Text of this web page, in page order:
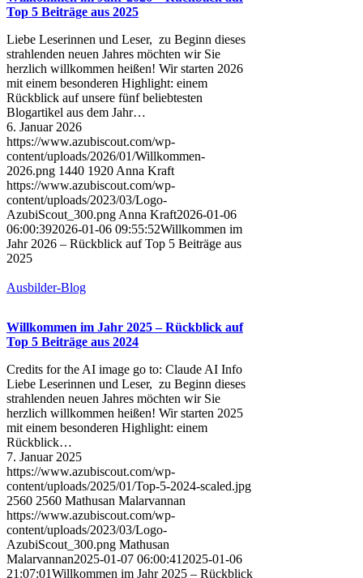
Top 5 Beiträge aus 2025
Liebe Leserinnen und Leser, zu Beginn dieses
strahlenden neuen Jahres möchten wir Sie
herzlich willkommen heißen! Wir starten 2026
mit einem besonderen Highlight: einem
Rückblick auf unsere fünf beliebtesten
Blogartikel aus dem Jahr…
6. Januar 2026
https://www.azubiscout.com/wp-
content/uploads/2026/01/Willkommen-
2026.png 1440 1920 Anna Kraft
https://www.azubiscout.com/wp-
content/uploads/2023/03/Logo-
AzubiScout_300.png Anna Kraft2026-01-06
06:00:392026-01-06 09:55:52Willkommen im
Jahr 2026 – Rückblick auf Top 5 Beiträge aus
2025
Ausbilder-Blog
Willkommen im Jahr 2025 – Rückblick auf
Top 5 Beiträge aus 2024
Credits for the AI image go to: Claude AI Info
Liebe Leserinnen und Leser, zu Beginn dieses
strahlenden neuen Jahres möchten wir Sie
herzlich willkommen heißen! Wir starten 2025
mit einem besonderen Highlight: einem
Rückblick…
7. Januar 2025
https://www.azubiscout.com/wp-
content/uploads/2025/01/Top-5-2024-scaled.jpg
2560 2560 Mathusan Malarvannan
https://www.azubiscout.com/wp-
content/uploads/2023/03/Logo-
AzubiScout_300.png Mathusan
Malarvannan2025-01-07 06:00:41 2025-01-06
21:07:01Willkommen im Jahr 2025 – Rückblick